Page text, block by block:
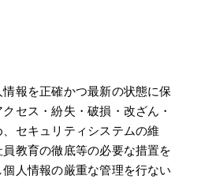
報を正確かつ最新の状態に保
セス・紛失・破損・改ざん・
セキュリティシステムの維
教育の徹底等の必要な措置を
人情報の厳重な管理を行ない